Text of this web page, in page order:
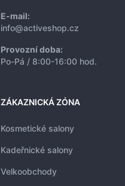
E-mail:
info@activeshop.cz
Provozní doba:
Po-Pá / 8:00-16:00 hod.
ZÁKAZNICKÁ ZÓNA
Kosmetické salony
Kadeřnické salony
Velkoobchody